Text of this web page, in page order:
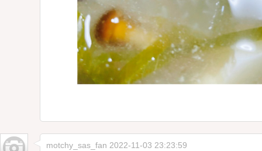
motchy_sas_fan 2022-11-03 23:23:59